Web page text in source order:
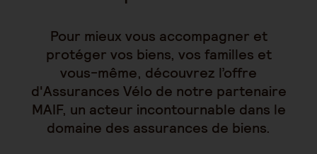
Pour mieux vous accompagner et
protéger vos biens, vos familles et
vous-même, découvrez l’offre
d'Assurances Vélo de notre partenaire
MAIF, un acteur incontournable dans le
domaine des assurances de biens.